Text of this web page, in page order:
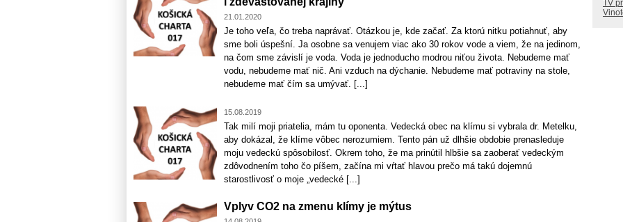
21.01.2020
Je toho veľa, čo treba naprávať. Otázkou je, kde začať. Za ktorú nitku potiahnuť, aby
sme boli úspešní. Ja osobne sa venujem viac ako 30 rokov vode a viem, že na jedinom,
na čom sme závislí je voda. Voda je jednoducho modrou niťou života. Nebudeme mať
vodu, nebudeme mať nič. Ani vzduch na dýchanie. Nebudeme mať potraviny na stole,
nebudeme mať čím sa umývať. [...]
15.08.2019
Tak milí moji priatelia, mám tu oponenta. Vedecká obec na klímu si vybrala dr. Metelku,
aby dokázal, že klíme vôbec nerozumiem. Tento pán už dlhšie obdobie prenasleduje
moju vedeckú spôsobilosť. Okrem toho, že ma prinútil hlbšie sa zaoberať vedeckým
zdôvodnením toho čo píšem, začína mi vŕtať hlavou prečo má takú dojemnú
starostlivosť o moje „vedecké [...]
Vplyv CO2 na zmenu klímy je mýtus
TV